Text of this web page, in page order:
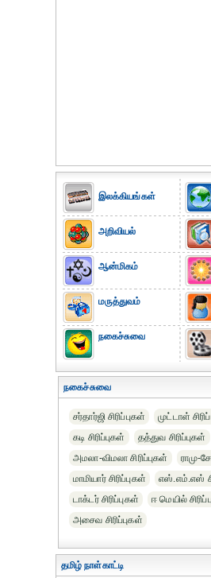
இலக்கியங்கள்
அறிவியல்
ஆன்மிகம்
மருத்துவம்
நகைச்சுவை
நகைச்சுவை
சர்தார்ஜி சிரிப்புகள்
முட்டாள்
கடி சிரிப்புகள்
தத்துவ சிரிப்புகள்
அமலா-விமலா சிரிப்புகள்
ராமு-
மாமியார் சிரிப்புகள்
எஸ்.எம்.எஸ்
டாக்டர் சிரிப்புகள்
ஈ மெயில்
அசைவ சிரிப்புகள்
தமிழ் நாள்காட்டி